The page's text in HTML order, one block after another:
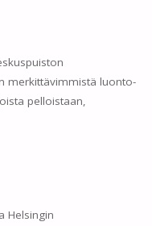
merkittävimmistä luonto-
pelloistaan,
Helsingin